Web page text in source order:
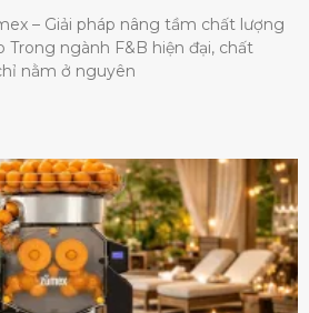
– Giải pháp nâng tầm chất lượng
ngành F&B hiện đại, chất
nằm ở nguyên